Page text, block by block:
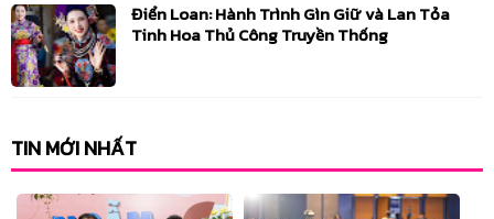
Điển Loan: Hành Trình Gìn Giữ và Lan Tỏa
Tinh Hoa Thủ Công Truyền Thống
TIN MỚI NHẤT